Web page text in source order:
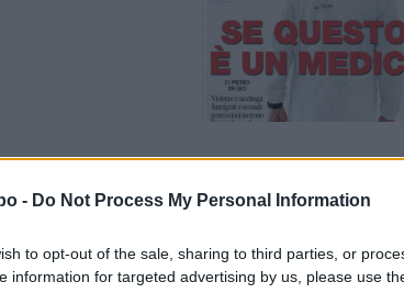
- Do Not Process My Personal Information
to opt-out of the sale, sharing to third parties, or
information for targeted advertising by us, please use
ma
ne sono già